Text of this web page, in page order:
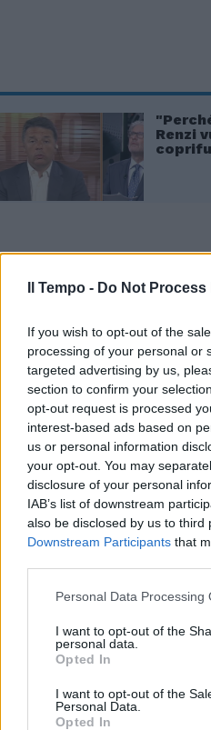
Il Tempo - Do Not
If you wish to opt-out of the
processing of your personal or
targeted advertising by us,
section to confirm your
opt-out request is processed
interest-based ads based on
us or personal information
your opt-out. You may
disclosure of your personal
IAB’s list of downstream
also be disclosed by us to third
Downstream Participants that
Personal Data Processing
I want to opt-out of the
personal data.
Opted In
I want to opt-out of the
Personal Data.
Opted In
Renzi